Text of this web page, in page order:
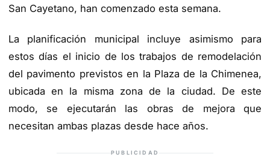
San Cayetano, han comenzado esta semana.
La planificación municipal incluye asimismo para
estos días el inicio de los trabajos de remodelación
del pavimento previstos en la Plaza de la Chimenea,
ubicada en la misma zona de la ciudad. De este
modo, se ejecutarán las obras de mejora que
necesitan ambas plazas desde hace años.
PUBLICIDAD